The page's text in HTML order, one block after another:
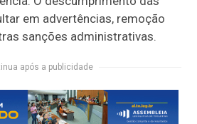
em advertências, remoção
sanções administrativas.
após a publicidade